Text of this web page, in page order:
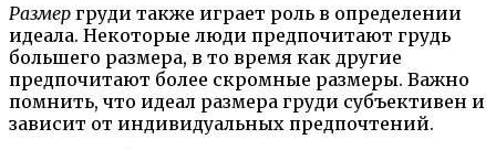
Размер груди также играет роль в определении
идеала. Некоторые люди предпочитают грудь
большего размера, в то время как другие
предпочитают более скромные размеры. Важно
помнить, что идеал размера груди субъективен и
зависит от индивидуальных предпочтений.